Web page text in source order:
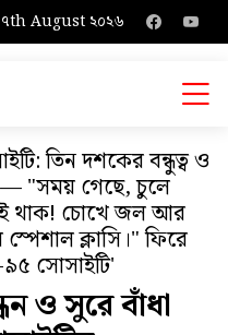
August ২০২৬
তিন দশকের বন্ধুত্ব ও
— "সময় গেছে, চুলে
থাক! চোখে জল আর
ক্লাসি।" ফিরে
সোসাইটি'
ও সুরে বাঁধা